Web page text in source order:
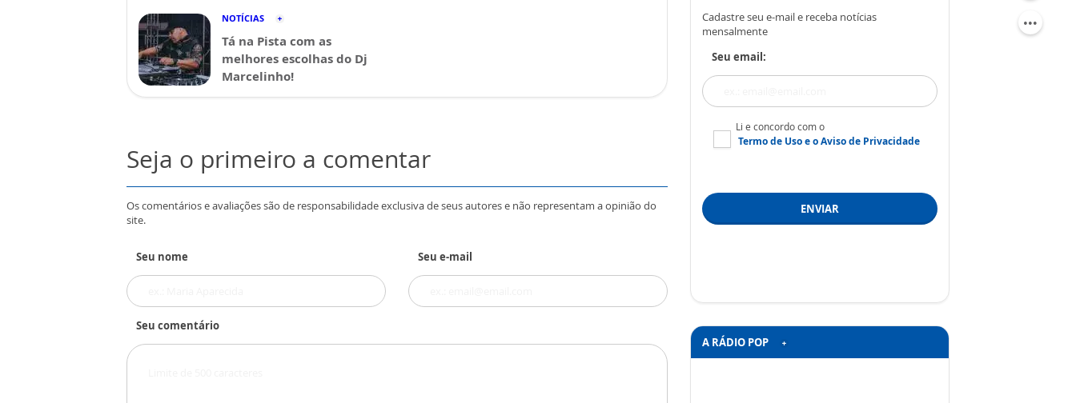
NOTÍCIAS
Tá na Pista com as
melhores escolhas do Dj
Marcelinho!
Seja o primeiro a comentar
Os comentários e avaliações são de responsabilidade exclusiva de seus autores e não representam a opinião do
site.
Seu nome Seu e-mail
Seu comentário
Cadastre seu e-mail e receba notícias
mensalmente
Seu email:
Li e concordo com o
Termo de Usoe oAviso de Privacidade
ENVIAR
A RÁDIO POP